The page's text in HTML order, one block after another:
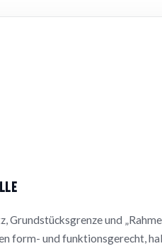
Grundstücksgrenze und
form- und funktionsgerecht,